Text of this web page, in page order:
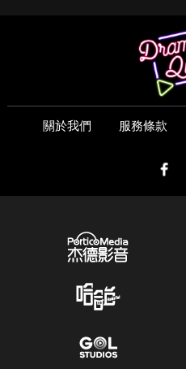
關於我們 服務條款